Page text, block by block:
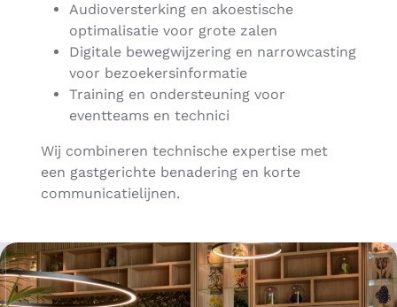
Audioversterking en akoestische
optimalisatie voor grote zalen
Digitale bewegwijzering en narrowcasting
voor bezoekersinformatie
Training en ondersteuning voor
eventteams en technici
Wij combineren technische expertise met
een gastgerichte benadering en korte
communicatielijnen.